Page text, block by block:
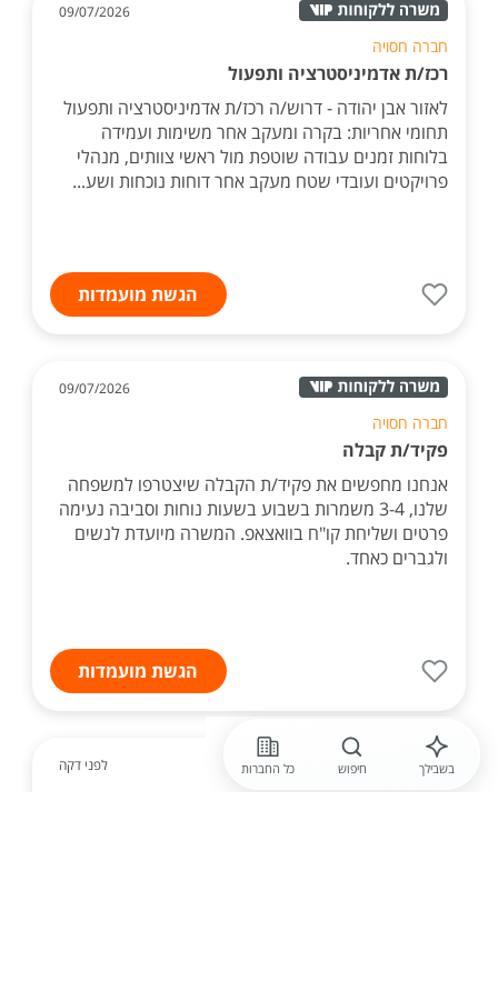
09/07/2026
חברה חסויה
רכז/ת אדמיניסטרציה ותפעול
לאזור אבן יהודה - דרוש/ה רכז/ת אדמיניסטרציה ותפעול
תחומי אחריות: בקרה ומעקב אחר משימות ועמידה
בלוחות זמנים עבודה שוטפת מול ראשי צוותים, מנהלי
פרויקטים ועובדי שטח מעקב אחר דוחות נוכחות ושע...
הגשת מועמדות
09/07/2026
חברה חסויה
פקיד/ת קבלה
אנחנו מחפשים את פקיד/ת הקבלה שיצטרפו למשפחה
שלנו, 3-4 משמרות בשבוע בשעות נוחות וסביבה נעימה
פרטים ושליחת קו"ח בוואצאפ. המשרה מיועדת לנשים
ולגברים כאחד.
הגשת מועמדות
לפני דקה בשבילך חיפוש כל החברות